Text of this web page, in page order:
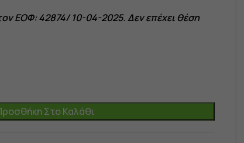
ΕΟΦ:42874/ 10-04-2025. Δεν επέχει θέση
Στο Καλάθι